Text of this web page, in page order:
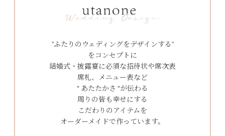
”ふたりのウェディングをデザインする”
をコンセプトに
結婚式・披露宴に必須な招待状や席次表
席札、メニュー表など
" あたたかさ "が伝わる
周りの皆も幸せにする
こだわりのアイテムを
オーダーメイドで作っています。